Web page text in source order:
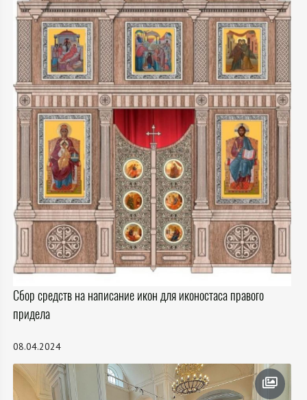
Сбор средств на написание икон для иконостаса правого
придела
08.04.2024